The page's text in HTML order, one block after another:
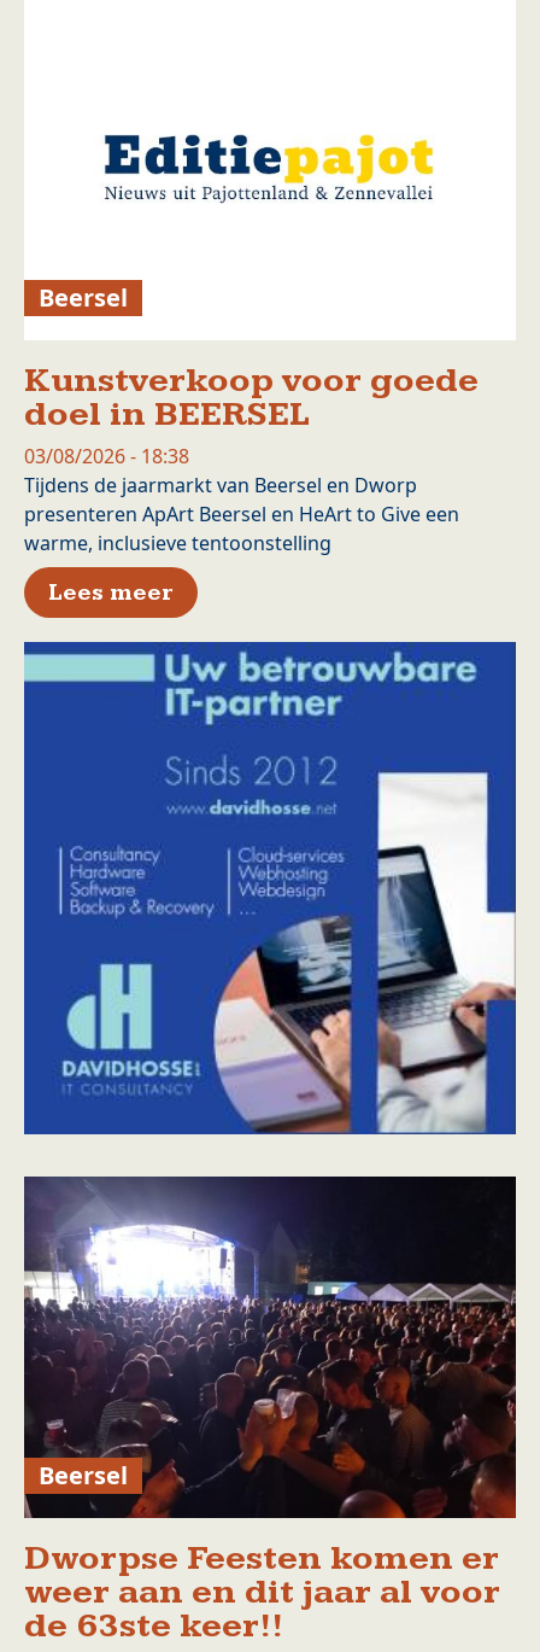
Beersel
Kunstverkoop voor goede
doel in BEERSEL
03/08/2026 - 18:38
Tijdens de jaarmarkt van Beersel en Dworp
presenteren ApArt Beersel en HeArt to Give een
warme, inclusieve tentoonstelling
Lees meer over Kunstverkoop voor
Beersel
Dworpse Feesten komen er
weer aan en dit jaar al voor
de 63ste keer!!